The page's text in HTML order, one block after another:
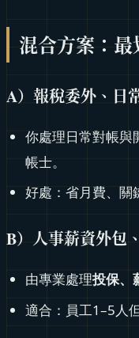
混合方案：
A）報稅委外、日
你處理日常對帳與
帳士。
好處：省月費、關
B）人事薪資外包
由專業處理投保、
適合：員工1–5人